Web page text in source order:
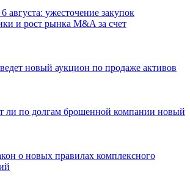
августа: ужесточение закупок
и рост рынка M&A за счет
новый аукцион по продаже активов
ли по долгам брошенной компании новый
о новых правилах комплексного